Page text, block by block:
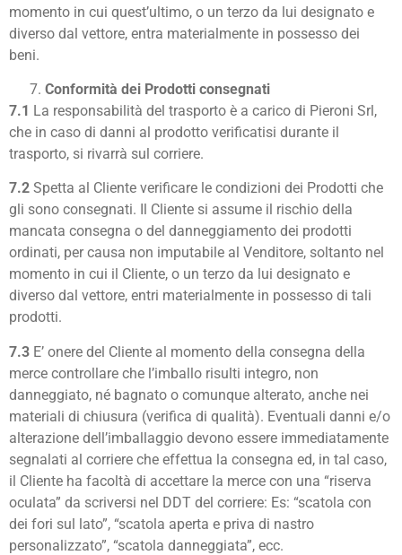
momento in cui quest’ultimo, o un terzo da lui designato e
diverso dal vettore, entra materialmente in possesso dei
beni.
Conformità dei Prodotti consegnati
7.1 La responsabilità del trasporto è a carico di Pieroni Srl,
che in caso di danni al prodotto verificatisi durante il
trasporto, si rivarrà sul corriere.
7.2 Spetta al Cliente verificare le condizioni dei Prodotti che
gli sono consegnati. Il Cliente si assume il rischio della
mancata consegna o del danneggiamento dei prodotti
ordinati, per causa non imputabile al Venditore, soltanto nel
momento in cui il Cliente, o un terzo da lui designato e
diverso dal vettore, entri materialmente in possesso di tali
prodotti.
7.3 E’ onere del Cliente al momento della consegna della
merce controllare che l’imballo risulti integro, non
danneggiato, né bagnato o comunque alterato, anche nei
materiali di chiusura (verifica di qualità). Eventuali danni e/o
alterazione dell’imballaggio devono essere immediatamente
segnalati al corriere che effettua la consegna ed, in tal caso,
il Cliente ha facoltà di accettare la merce con una “riserva
oculata” da scriversi nel DDT del corriere: Es: “scatola con
dei fori sul lato”, “scatola aperta e priva di nastro
personalizzato”, “scatola danneggiata”, ecc.